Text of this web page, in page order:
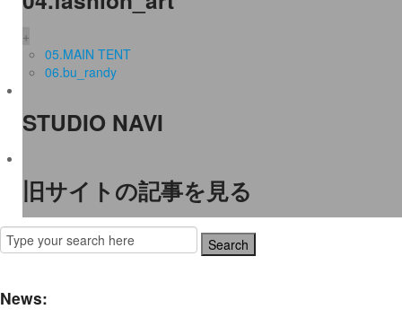
+
05.MAIN TENT
06.bu_randy
STUDIO NAVI
旧サイトの記事を見る
News: